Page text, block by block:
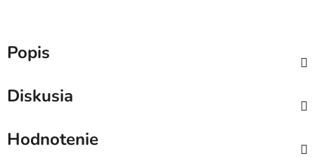
Popis
Diskusia
Hodnotenie